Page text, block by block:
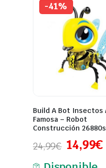
-41%
Build A Bot Insectos
Famosa – Robot
Construcción
24,99€ 14,99€